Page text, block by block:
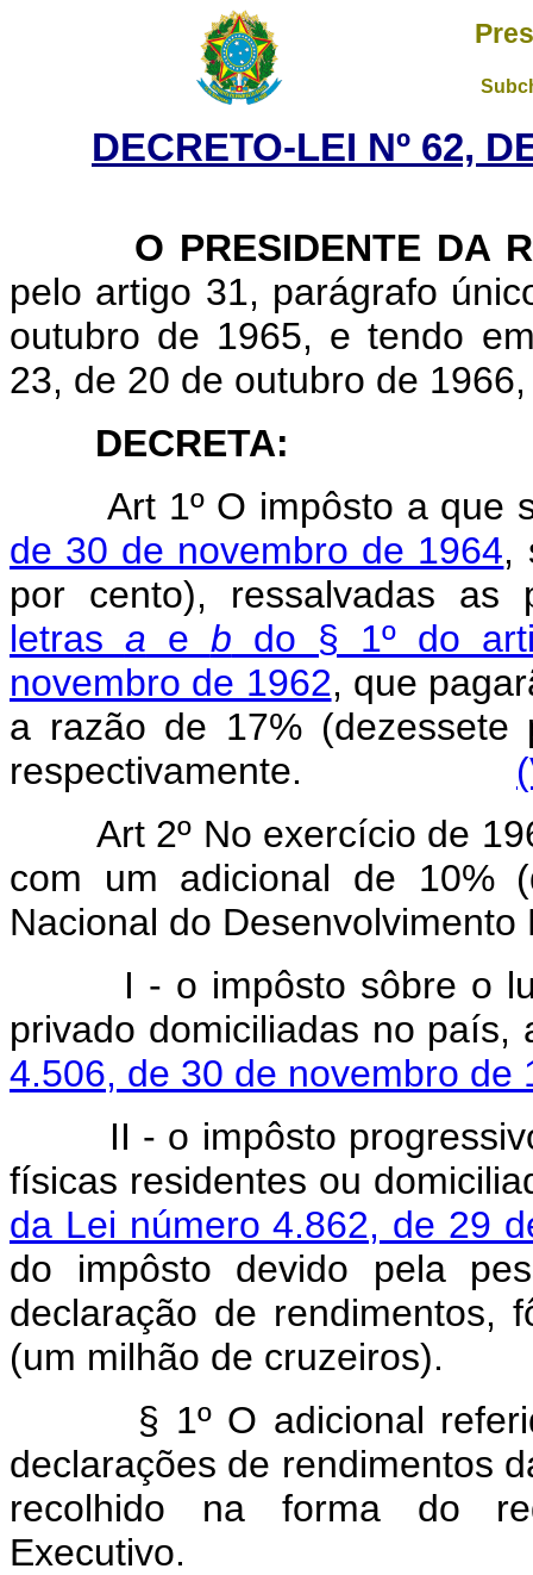
DECRETO-LEI Nº 62,
O PRESIDENTE DA
pelo artigo 31, parágrafo
outubro de 1965, e tendo
23, de 20 de outubro de 1966,
DECRETA:
Art 1º O impôsto a que
de 30 de novembro de 1964,
por cento), ressalvadas as
letras a e b do § 1º do
novembro de 1962, que
a razão de 17%
respectivamente.
Art 2º No exercício de
com um adicional de 10%
Nacional do
I - o impôsto sôbre o
privado domiciliadas no
4.506, de 30 de novembro de
II - o impôsto
físicas residentes ou
da Lei número 4.862, de 29
do impôsto devido pela
declaração de rendimentos,
(um milhão de cruzeiros).
§ 1º O adicional
declarações de rendimentos
recolhido na forma do
Executivo.